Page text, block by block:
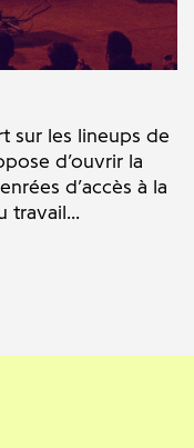
sur les lineups de
d’ouvrir la
d’accès à la
travail...